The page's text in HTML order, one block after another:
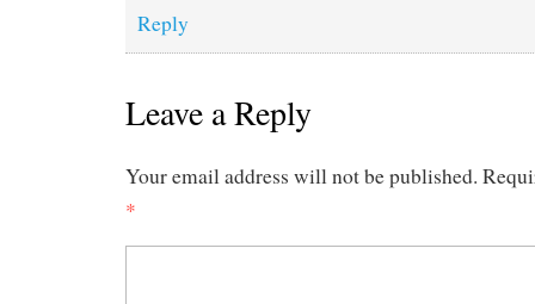
Reply
Leave a Reply
Your email address will not be published.
*